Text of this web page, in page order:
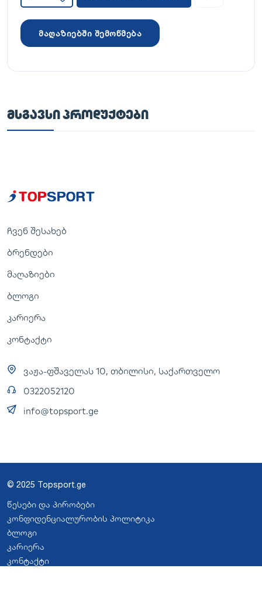
მაღაზიებში შემოწმება
ᲛᲡᲒᲐᲕᲡᲘ ᲞᲠᲝᲓᲣᲥᲢᲔᲑᲘ
ჩვენ შესახებ
ბრენდები
მაღაზიები
ბლოგი
კარიერა
კონტაქტი
ვაჟა-ფშაველას 10, თბილისი, საქართველო
0322052120
info@topsport.ge
© 2025 Topsport.ge
წესები და პირობები
კონფიდენციალურობის პოლიტიკა
ბლოგი
კარიერა
კონტაქტი